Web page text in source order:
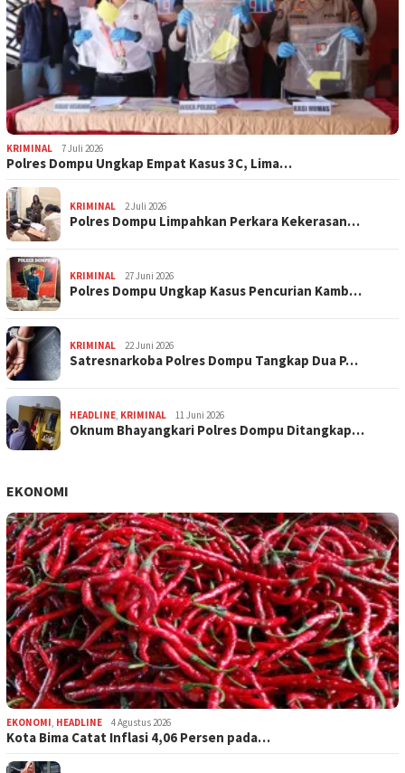
KRIMINAL 7 Juli 2026
Polres Dompu Ungkap Empat Kasus 3C, Lima…
KRIMINAL 2 Juli 2026
Polres Dompu Limpahkan Perkara Kekerasan…
KRIMINAL 27 Juni 2026
Polres Dompu Ungkap Kasus Pencurian Kamb…
KRIMINAL 22 Juni 2026
Satresnarkoba Polres Dompu Tangkap Dua P…
HEADLINE, KRIMINAL 11 Juni 2026
Oknum Bhayangkari Polres Dompu Ditangkap…
EKONOMI
EKONOMI, HEADLINE 4 Agustus 2026
Kota Bima Catat Inflasi 4,06 Persen pada…